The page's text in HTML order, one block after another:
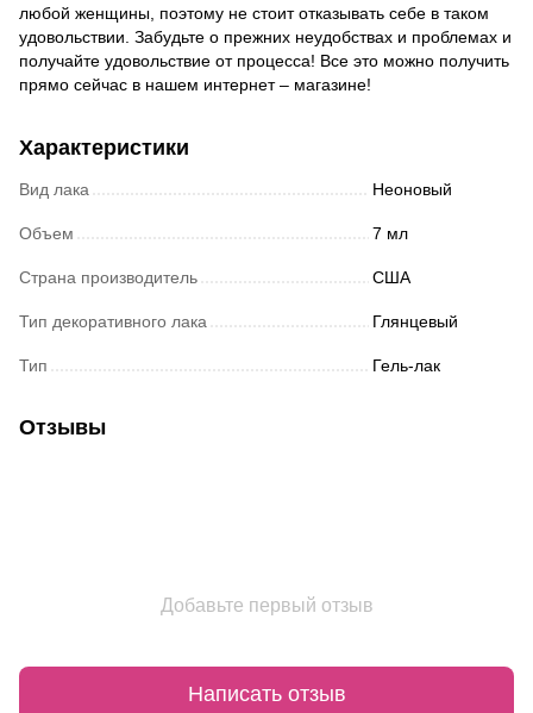
любой женщины, поэтому не стоит отказывать себе в таком
удовольствии. Забудьте о прежних неудобствах и проблемах и
получайте удовольствие от процесса! Все это можно получить
прямо сейчас в нашем интернет – магазине!
Характеристики
Вид лака Неоновый
Объем 7 мл
Страна производитель США
Тип декоративного лака Глянцевый
Тип Гель-лак
Отзывы
Добавьте первый отзыв
Написать отзыв